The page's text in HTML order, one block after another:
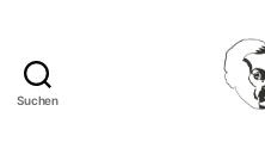
Suchen